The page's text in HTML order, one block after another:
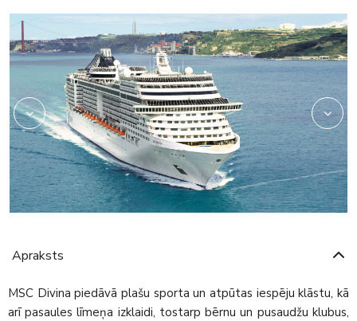
casino
Apraksts
MSC Divina piedāvā plašu sporta un atpūtas iespēju klāstu, kā
arī pasaules līmeņa izklaidi, tostarp bērnu un pusaudžu klubus,